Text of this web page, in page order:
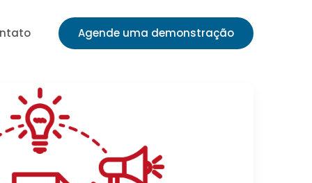
Agende uma demonstração